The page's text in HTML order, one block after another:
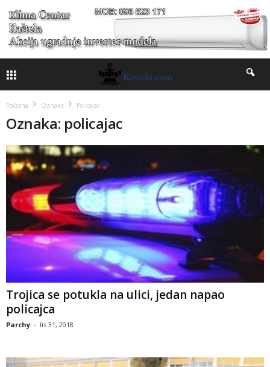
Početna Oznake Policajac
Oznaka: policajac
Trojica se potukla na ulici, jedan napao
policajca
Parchy - lis 31, 2018